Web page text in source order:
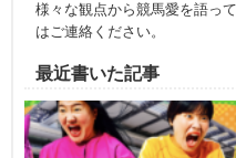
様々な観点から競馬愛を語っ
はご連絡ください。
最近書いた記事